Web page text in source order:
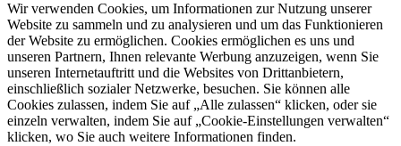
Wir verwenden Cookies, um Informationen zur Nutzung unserer
Website zu sammeln und zu analysieren und um das Funktionieren
der Website zu ermöglichen. Cookies ermöglichen es uns und
unseren Partnern, Ihnen relevante Werbung anzuzeigen, wenn Sie
unseren Internetauftritt und die Websites von Drittanbietern,
einschließlich sozialer Netzwerke, besuchen. Sie können alle
Cookies zulassen, indem Sie auf „Alle zulassen“ klicken, oder sie
einzeln verwalten, indem Sie auf „Cookie-Einstellungen verwalten“
klicken, wo Sie auch weitere Informationen finden.